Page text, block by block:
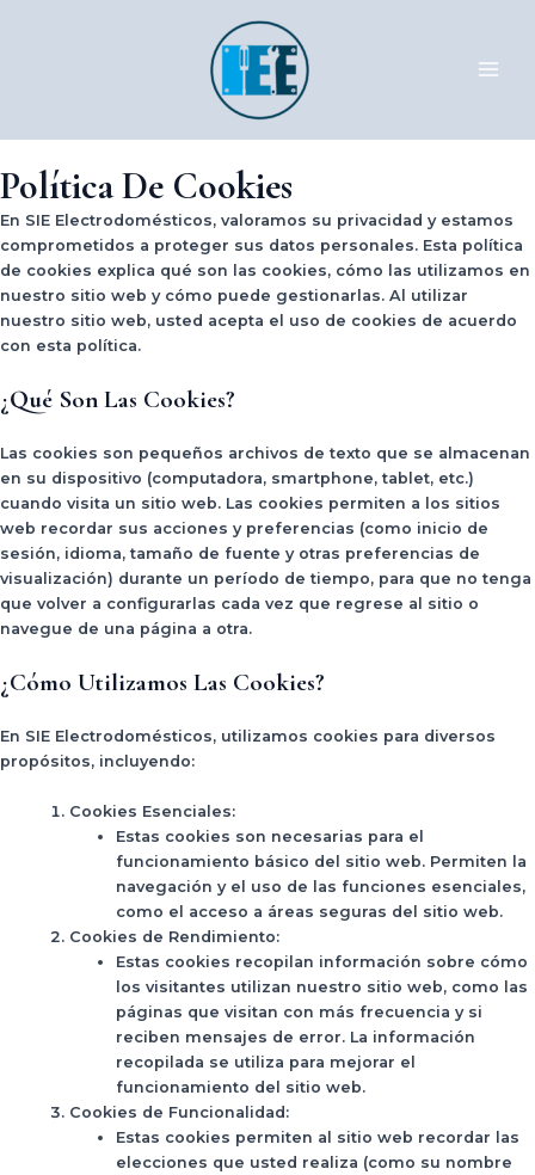
Política De Cookies
En SIE Electrodomésticos, valoramos su privacidad y estamos
comprometidos a proteger sus datos personales. Esta política
de cookies explica qué son las cookies, cómo las utilizamos en
nuestro sitio web y cómo puede gestionarlas. Al utilizar
nuestro sitio web, usted acepta el uso de cookies de acuerdo
con esta política.
¿Qué Son Las Cookies?
Las cookies son pequeños archivos de texto que se almacenan
en su dispositivo (computadora, smartphone, tablet, etc.)
cuando visita un sitio web. Las cookies permiten a los sitios
web recordar sus acciones y preferencias (como inicio de
sesión, idioma, tamaño de fuente y otras preferencias de
visualización) durante un período de tiempo, para que no tenga
que volver a configurarlas cada vez que regrese al sitio o
navegue de una página a otra.
¿Cómo Utilizamos Las Cookies?
En SIE Electrodomésticos, utilizamos cookies para diversos
propósitos, incluyendo:
Cookies Esenciales:
Estas cookies son necesarias para el
funcionamiento básico del sitio web. Permiten la
navegación y el uso de las funciones esenciales,
como el acceso a áreas seguras del sitio web.
Cookies de Rendimiento:
Estas cookies recopilan información sobre cómo
los visitantes utilizan nuestro sitio web, como las
páginas que visitan con más frecuencia y si
reciben mensajes de error. La información
recopilada se utiliza para mejorar el
funcionamiento del sitio web.
Cookies de Funcionalidad :
Estas cookies permiten al sitio web recordar las
elecciones que usted realiza (como su nombre